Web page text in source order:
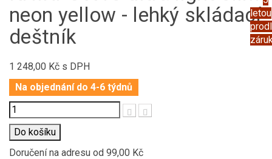
letou
neon yellow - lehký skládací
deštník
1 248,00 Kč s DPH
Na objednání do 4-6 týdnů
Počet
Do košíku
Doručení na adresu od 99,00 Kč